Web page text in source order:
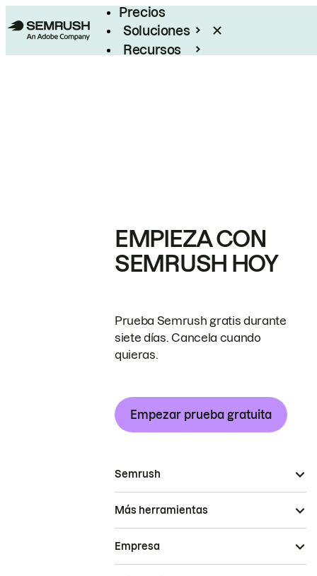
Precios
Soluciones
Recursos
EMPIEZA CON
SEMRUSH HOY
Prueba Semrush gratis durante
siete días. Cancela cuando
quieras.
Empezar prueba gratuita
Semrush
Más herramientas
Empresa